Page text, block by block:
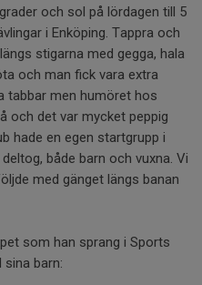
och sol på lördagen till 5
i Enköping. Tappra och
stigarna med gegga, hala
och man fick vara extra
tabbar men humöret hos
och det var mycket peppig
hade en egen startgrupp i
både barn och vuxna. Vi
med gänget längs banan
som han sprang i Sports
sina barn: